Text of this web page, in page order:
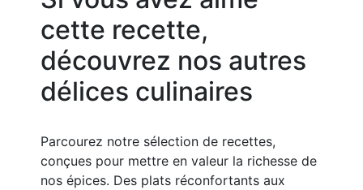
cette recette,
découvrez nos autres
délices culinaires
Parcourez notre sélection de recettes,
conçues pour mettre en valeur la richesse de
nos épices. Des plats réconfortants aux